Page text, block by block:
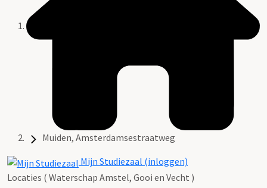
Muiden, Amsterdamsestraatweg
Mijn Studiezaal (inloggen)
Locaties ( Waterschap Amstel, Gooi en Vecht )